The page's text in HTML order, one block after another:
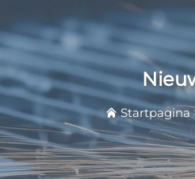
Startpagina